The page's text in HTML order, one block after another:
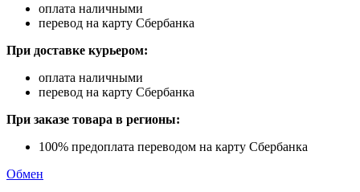
оплата наличными
перевод на карту Сбербанка
При доставке курьером:
оплата наличными
перевод на карту Сбербанка
При заказе товара в регионы:
100% предоплата переводом на карту Сбербанка
Обмен